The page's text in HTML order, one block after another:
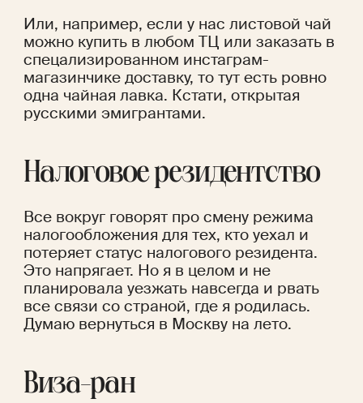
Или, например, если у нас листовой чай
можно купить в любом ТЦ или заказать в
спецализированном инстаграм-
магазинчике доставку, то тут есть ровно
одна чайная лавка. Кстати, открытая
русскими эмигрантами.
Налоговое резидентство
Все вокруг говорят про смену режима
налогообложения для тех, кто уехал и
потеряет статус налогового резидента.
Это напрягает. Но я в целом и не
планировала уезжать навсегда и рвать
все связи со страной, где я родилась.
Думаю вернуться в Москву на лето.
Виза-ран